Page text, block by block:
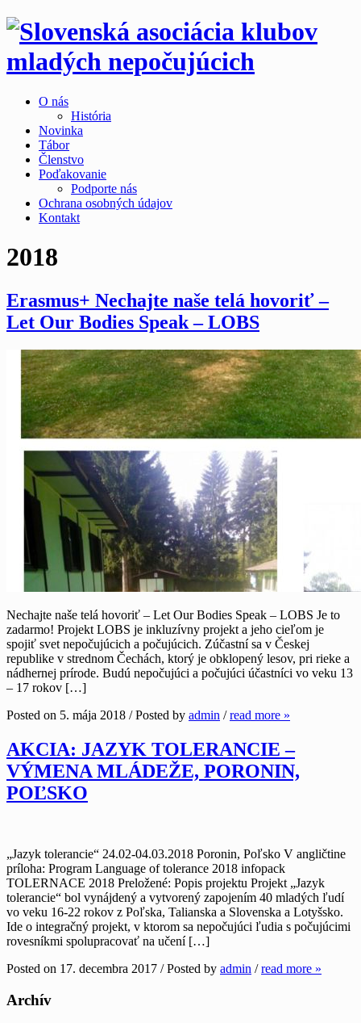
O nás
História
Novinka
Tábor
Členstvo
Poďakovanie
Podporte nás
Ochrana osobných údajov
Kontakt
2018
Erasmus+ Nechajte naše telá hovoriť –
Let Our Bodies Speak – LOBS
Nechajte naše telá hovoriť – Let Our Bodies Speak – LOBS Je to
zadarmo! Projekt LOBS je inkluzívny projekt a jeho cieľom je
spojiť svet nepočujúcich a počujúcich. Zúčastní sa v Českej
republike v strednom Čechách, ktorý je obklopený lesov, pri rieke a
nádhernej prírode. Budú nepočujúci a počujúci účastníci vo veku 13
– 17 rokov […]
Posted on 5. mája 2018 / Posted by admin /read more »
AKCIA: JAZYK TOLERANCIE –
VÝMENA MLÁDEŽE, PORONIN,
POĽSKO
„Jazyk tolerancie“ 24.02-04.03.2018 Poronin, Poľsko V angličtine
príloha: Program Language of tolerance 2018 infopack
TOLERNACE 2018 Preložené: Popis projektu Projekt „Jazyk
tolerancie“ bol vynájdený a vytvorený zapojením 40 mladých ľudí
vo veku 16-22 rokov z Poľska, Talianska a Slovenska a Lotyšsko.
Ide o integračný projekt, v ktorom sa nepočujúci ľudia s počujúcimi
rovesníkmi spolupracovať na učení […]
Posted on 17. decembra 2017 / Posted by admin /read more »
Archív